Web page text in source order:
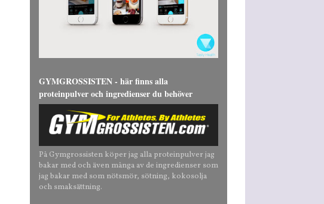
GYMGROSSISTEN - här finns alla
proteinpulver och ingredienser du behöver
På Gymgrossisten köper jag alla proteinpulver jag
bakar med och även många av de ingredienser som
jag bakar med som nötsmör, sötning, kokosolja
och smaksättning.